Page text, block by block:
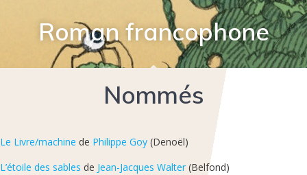
Roman francophone
Nommés
Le Livre/machine de Philippe Goy (Denoël)
L’étoile des sables de Jean-Jacques Walter (Belfond)